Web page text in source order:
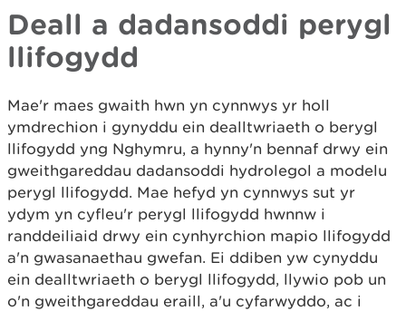
Deall a dadansoddi perygl
llifogydd
Mae'r maes gwaith hwn yn cynnwys yr holl
ymdrechion i gynyddu ein dealltwriaeth o berygl
llifogydd yng Nghymru, a hynny'n bennaf drwy ein
gweithgareddau dadansoddi hydrolegol a modelu
perygl llifogydd. Mae hefyd yn cynnwys sut yr
ydym yn cyfleu'r perygl llifogydd hwnnw i
randdeiliaid drwy ein cynhyrchion mapio llifogydd
a'n gwasanaethau gwefan. Ei ddiben yw cynyddu
ein dealltwriaeth o berygl llifogydd, llywio pob un
o'n gweithgareddau eraill, a'u cyfarwyddo, ac i